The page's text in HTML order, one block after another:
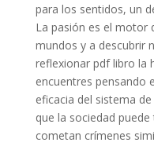
para los sentidos, un
La pasión es el motor
mundos y a descubrir
reflexionar pdf libro la
encuentres pensando
eficacia del sistema
que la sociedad
cometan crímenes